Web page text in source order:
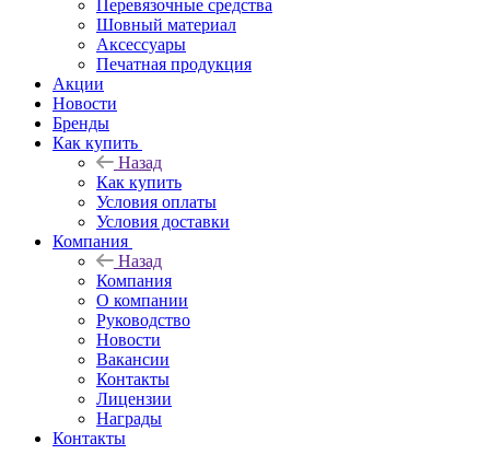
Перевязочные средства
Шовный материал
Аксессуары
Печатная продукция
Акции
Новости
Бренды
Как купить
Назад
Как купить
Условия оплаты
Условия доставки
Компания
Назад
Компания
О компании
Руководство
Новости
Вакансии
Контакты
Лицензии
Награды
Контакты